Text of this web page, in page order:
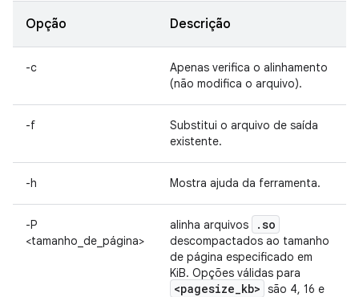
Opção Descrição
-c
Apenas verifica o alinhamento
(não modifica o arquivo).
-f
Substitui o arquivo de saída
existente.
-h Mostra ajuda da ferramenta.
-P
<tamanho_de_página>
alinha arquivos .so
descompactados ao tamanho
de página especificado em
KiB. Opções válidas para
<pagesize_kb> são 4, 16 e